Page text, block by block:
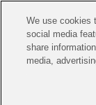
CHANNEL
We use cookies
social media
share
media,